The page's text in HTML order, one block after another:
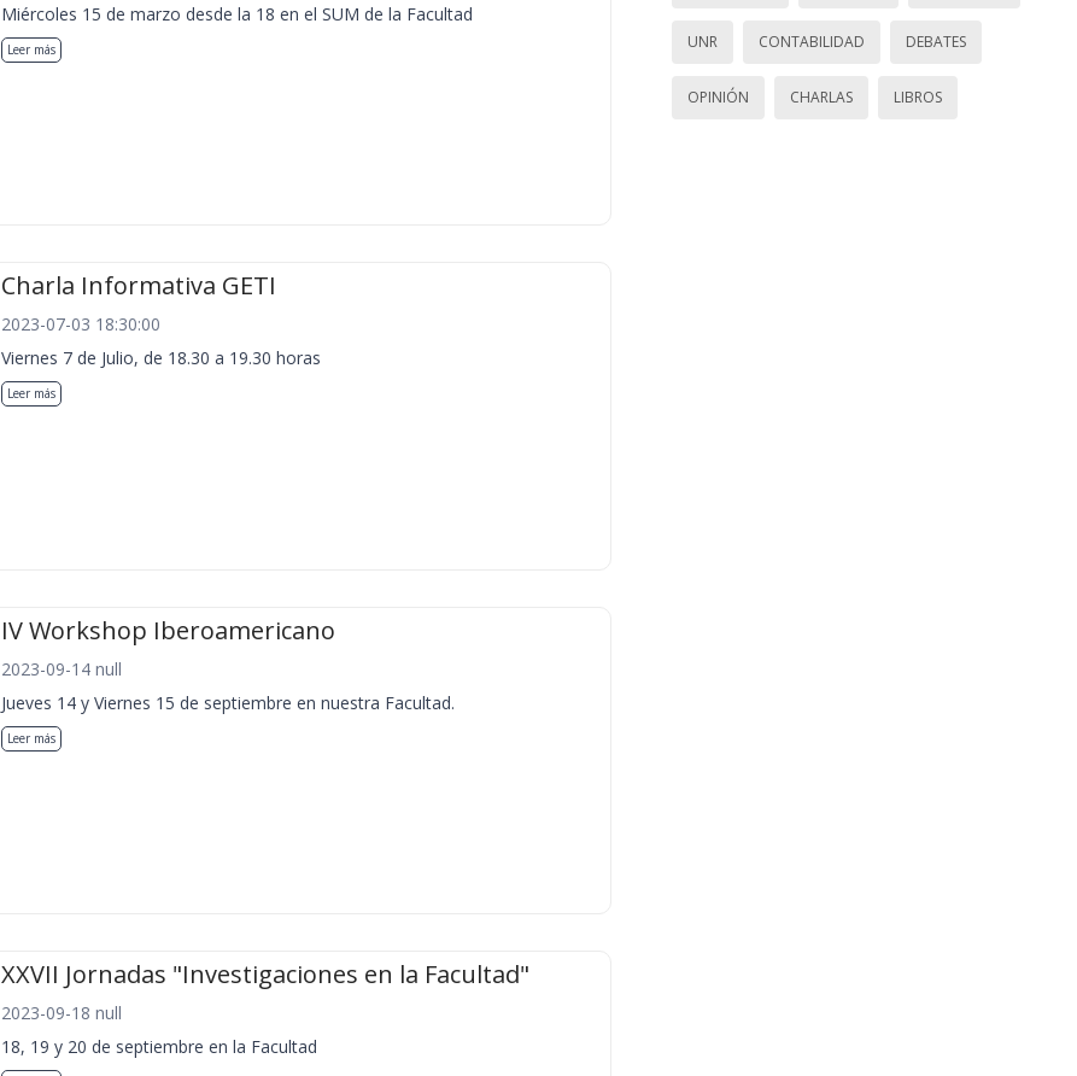
Miércoles 15 de marzo desde la 18 en el SUM de la Facultad
Leer más
Charla Informativa GETI
2023-07-03 18:30:00
Viernes 7 de Julio, de 18.30 a 19.30 horas
Leer más
IV Workshop Iberoamericano
2023-09-14 null
Jueves 14 y Viernes 15 de septiembre en nuestra Facultad.
Leer más
XXVII Jornadas "Investigaciones en la Facultad"
2023-09-18 null
18, 19 y 20 de septiembre en la Facultad
UNR CONTABILIDAD DEBATES
OPINIÓN CHARLAS LIBROS